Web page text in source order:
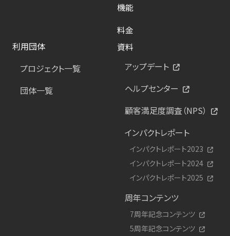
機能
料金
利用団体
プロジェクト一覧
団体一覧
資料
アップデート
ヘルプセンター
顧客満足度調査（NPS）
インパクトレポート
インパクトレポート2023
インパクトレポート2024
インパクトレポート2025
周年コンテンツ
7周年記念コンテンツ
5周年記念コンテンツ